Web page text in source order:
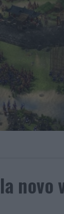
novo